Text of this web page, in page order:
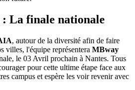
: La finale nationale
, autour de la diversité afin de faire
villes, l'équipe représentera MBway
le 03 Avril prochain à Nantes. Tous
pour cette ultime étape face aux
campus et espère les voir revenir avec